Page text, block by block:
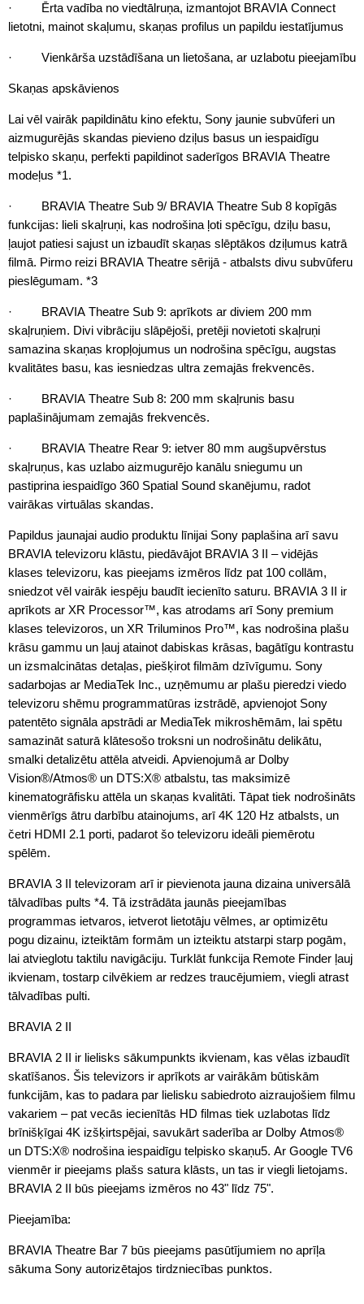
· Ērta vadība no viedtālruņa, izmantojot BRAVIA Connect
lietotni, mainot skaļumu, skaņas profilus un papildu iestatījumus
· Vienkārša uzstādīšana un lietošana, ar uzlabotu pieejamību
Skaņas apskāvienos
Lai vēl vairāk papildinātu kino efektu, Sony jaunie subvūferi un
aizmugurējās skandas pievieno dziļus basus un iespaidīgu
telpisko skaņu, perfekti papildinot saderīgos BRAVIA Theatre
modeļus *1.
· BRAVIA Theatre Sub 9/ BRAVIA Theatre Sub 8 kopīgās
funkcijas: lieli skaļruņi, kas nodrošina ļoti spēcīgu, dziļu basu,
ļaujot patiesi sajust un izbaudīt skaņas slēptākos dziļumus katrā
filmā. Pirmo reizi BRAVIA Theatre sērijā - atbalsts divu subvūferu
pieslēgumam. *3
· BRAVIA Theatre Sub 9: aprīkots ar diviem 200 mm
skaļruņiem. Divi vibrāciju slāpējoši, pretēji novietoti skaļruņi
samazina skaņas kropļojumus un nodrošina spēcīgu, augstas
kvalitātes basu, kas iesniedzas ultra zemajās frekvencēs.
· BRAVIA Theatre Sub 8: 200 mm skaļrunis basu
paplašinājumam zemajās frekvencēs.
· BRAVIA Theatre Rear 9: ietver 80 mm augšupvērstus
skaļruņus, kas uzlabo aizmugurējo kanālu sniegumu un
pastiprina iespaidīgo 360 Spatial Sound skanējumu, radot
vairākas virtuālas skandas.
Papildus jaunajai audio produktu līnijai Sony paplašina arī savu
BRAVIA televizoru klāstu, piedāvājot BRAVIA 3 II – vidējās
klases televizoru, kas pieejams izmēros līdz pat 100 collām,
sniedzot vēl vairāk iespēju baudīt iecienīto saturu. BRAVIA 3 II ir
aprīkots ar XR Processor™, kas atrodams arī Sony premium
klases televizoros, un XR Triluminos Pro™, kas nodrošina plašu
krāsu gammu un ļauj atainot dabiskas krāsas, bagātīgu kontrastu
un izsmalcinātas detaļas, piešķirot filmām dzīvīgumu. Sony
sadarbojas ar MediaTek Inc., uzņēmumu ar plašu pieredzi viedo
televizoru shēmu programmatūras izstrādē, apvienojot Sony
patentēto signāla apstrādi ar MediaTek mikroshēmām, lai spētu
samazināt saturā klātesošo troksni un nodrošinātu delikātu,
smalki detalizētu attēla atveidi. Apvienojumā ar Dolby
Vision®/Atmos® un DTS:X® atbalstu, tas maksimizē
kinematogrāfisku attēla un skaņas kvalitāti. Tāpat tiek nodrošināts
vienmērīgs ātru darbību atainojums, arī 4K 120 Hz atbalsts, un
četri HDMI 2.1 porti, padarot šo televizoru ideāli piemērotu
spēlēm.
BRAVIA 3 II televizoram arī ir pievienota jauna dizaina universālā
tālvadības pults *4. Tā izstrādāta jaunās pieejamības
programmas ietvaros, ietverot lietotāju vēlmes, ar optimizētu
pogu dizainu, izteiktām formām un izteiktu atstarpi starp pogām,
lai atvieglotu taktilu navigāciju. Turklāt funkcija Remote Finder ļauj
ikvienam, tostarp cilvēkiem ar redzes traucējumiem, viegli atrast
tālvadības pulti.
BRAVIA 2 II
BRAVIA 2 II ir lielisks sākumpunkts ikvienam, kas vēlas izbaudīt
skatīšanos. Šis televizors ir aprīkots ar vairākām būtiskām
funkcijām, kas to padara par lielisku sabiedroto aizraujošiem filmu
vakariem – pat vecās iecienītās HD filmas tiek uzlabotas līdz
brīnišķīgai 4K izšķirtspējai, savukārt saderība ar Dolby Atmos®
un DTS:X® nodrošina iespaidīgu telpisko skaņu5. Ar Google TV6
vienmēr ir pieejams plašs satura klāsts, un tas ir viegli lietojams.
BRAVIA 2 II būs pieejams izmēros no 43" līdz 75".
Pieejamība:
BRAVIA Theatre Bar 7 būs pieejams pasūtījumiem no aprīļa
sākuma Sony autorizētajos tirdzniecības punktos.